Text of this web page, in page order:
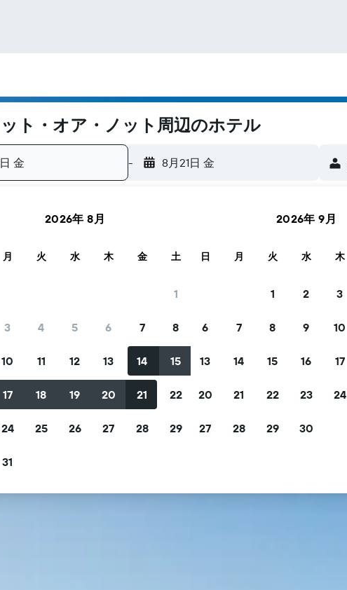
ト・オア・ノット周辺のホテル
金 - 8月21日 金
リーブ・イット・オア・ノット​周辺にあるホテル探しをお手伝いします
2026年 8月
月 火 水 木 金 土
1
3 4 5 6 7 8
10 11 12 13 14 15
17 18 19 20 21 22
24 25 26 27 28 29
31
2026年 9月
日 月 火 水 木
1 2 3
6 7 8 9 10
13 14 15 16 17
20 21 22 23 24
27 28 29 30